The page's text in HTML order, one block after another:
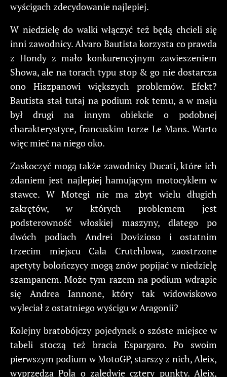
wyścigach zdecydowanie najlepiej.
W niedzielę do walki włączyć też będą chcieli się
inni zawodnicy. Alvaro Bautista korzysta co prawda
z Hondy z mało konkurencyjnym zawieszeniem
Showa, ale na torach typu stop & go nie dostarcza
ono Hiszpanowi większych problemów. Efekt?
Bautista stał tutaj na podium rok temu, a w maju
był drugi na innym obiekcie o podobnej
charakterystyce, francuskim torze Le Mans. Warto
więc mieć na niego oko.
Zaskoczyć mogą także zawodnicy Ducati, które ich
zdaniem jest najlepiej hamującym motocyklem w
stawce. W Motegi nie ma zbyt wielu długich
zakrętów, w których problemem jest
podsterowność włoskiej maszyny, dlatego po
dwóch podiach Andrei Dovizioso i ostatnim
trzecim miejscu Cala Crutchlowa, zaostrzone
apetyty bolończycy mogą znów popijać w niedzielę
szampanem. Może tym razem na podium wdrapie
się Andrea Iannone, który tak widowiskowo
wyleciał z ostatniego wyścigu w Aragonii?
Kolejny bratobójczy pojedynek o szóste miejsce w
tabeli stoczą też bracia Espargaro. Po swoim
pierwszym podium w MotoGP, starszy z nich, Aleix,
wyprzedza Pola o zaledwie cztery punkty. Aleix,